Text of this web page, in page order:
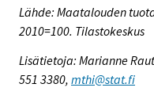
Lähde: Maatalouden
2010=100. Tilastokeskus
Lisätietoja: Marianne
551 3380, mthi@stat.fi